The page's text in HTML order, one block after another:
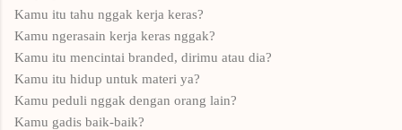
Kamu itu tahu nggak kerja keras?
Kamu ngerasain kerja keras nggak?
Kamu itu mencintai branded, dirimu atau dia?
Kamu itu hidup untuk materi ya?
Kamu peduli nggak dengan orang lain?
Kamu gadis baik-baik?